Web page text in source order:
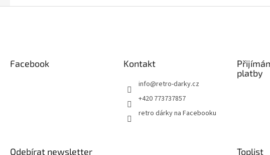
Facebook Kontakt
info@retro-darky.cz
+420 773737857
retro dárky na Facebooku
platby
Odebírat newsletter Toplist